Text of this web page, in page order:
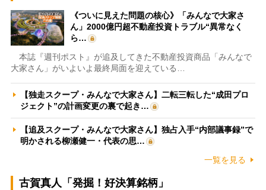
《ついに見えた問題の核心》「みんなで大家さ
ん」2000億円超不動産投資トラブル“異常なく
ら…
本誌『週刊ポスト』が追及してきた不動産投資商品「みんなで
大家さん」がいよいよ最終局面を迎えている…
【独走スクープ・みんなで大家さん】二転三転した“成田プロ
ジェクト”の計画変更の裏で起き…
【追及スクープ・みんなで大家さん】独占入手“内部議事録”で
明かされる柳瀬健一・代表の思…
一覧を見る
古賀真人「発掘！好決算銘柄」